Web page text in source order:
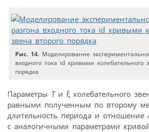
Рис. 14. Моделирование
входного тока id кривыми колебательного
порядка
Параметры Tи ξ колебательного
равными полученным по второму
длительность периода и отношение
с аналогичными параметрами